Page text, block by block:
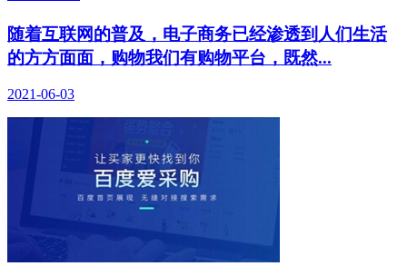
随着互联网的普及，电子商务已经渗透到人们生活
的方方面面，购物我们有购物平台，既然...
2021-06-03